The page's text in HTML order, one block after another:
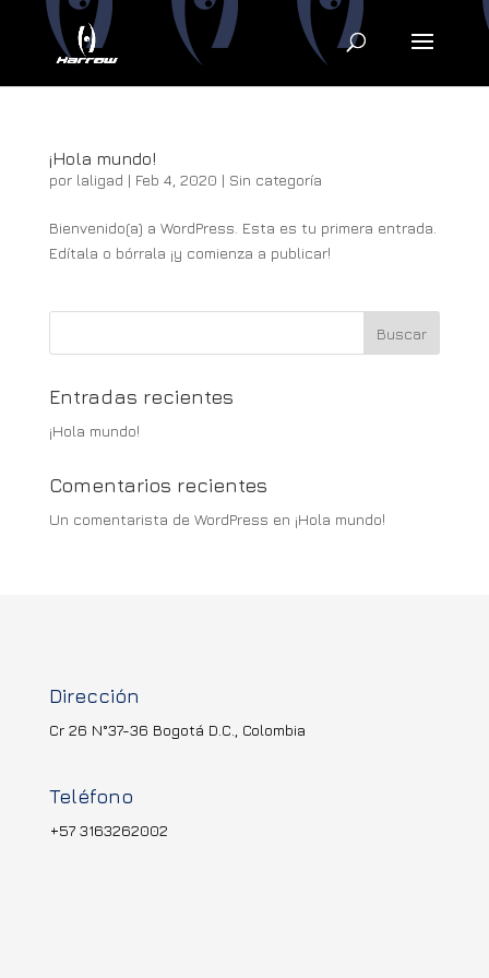
¡Hola mundo!
por laligad | Feb 4, 2020 | Sin categoría
Bienvenido(a) a WordPress. Esta es tu primera entrada.
Edítala o bórrala ¡y comienza a publicar!
Entradas recientes
¡Hola mundo!
Comentarios recientes
Un comentarista de WordPress en ¡Hola mundo!
Dirección
Cr 26 N°37-36 Bogotá D.C., Colombia
Teléfono
+57 3163262002